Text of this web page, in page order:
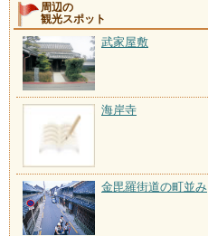
周辺の
観光スポット
武家屋敷
海岸寺
金毘羅街道の町並み